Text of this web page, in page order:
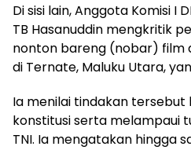
Di sisi lain, Anggota Komisi I
TB Hasanuddin mengkritik
nonton bareng (nobar) film
di Ternate, Maluku Utara,
Ia menilai tindakan
konstitusi serta melampaui
TNI. Ia mengatakan hingga